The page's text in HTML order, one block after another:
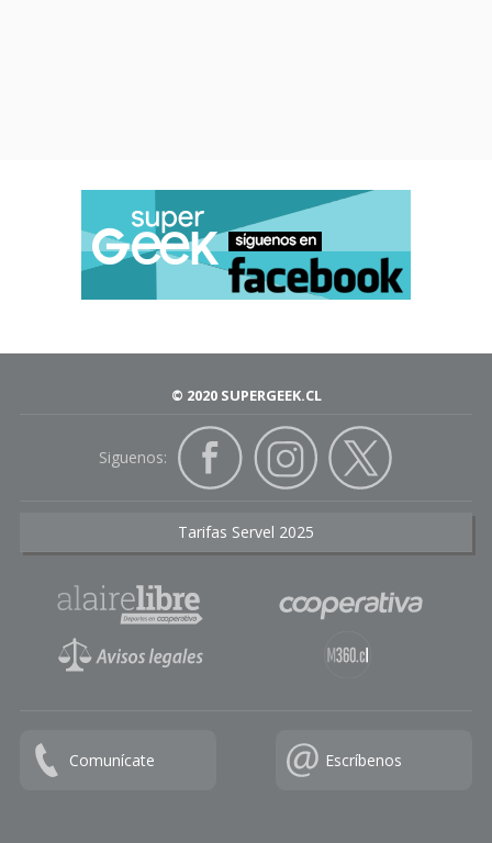
© 2020 SUPERGEEK.CL
Siguenos:
Tarifas Servel 2025
Comunícate Escríbenos